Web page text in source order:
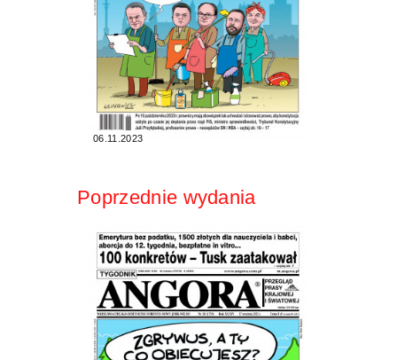
06.11.2023
Poprzednie wydania